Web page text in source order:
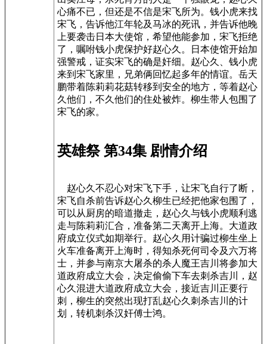
心痛不已，但还是不信是宋飞所为。钱小虎来找
宋飞，告诉他江年轮及马冰的死讯，并告诉他晚
上要袭击日本大使馆，希望他能参加，宋飞拒绝
了，嘱咐钱小虎保护好赵心久。日本使馆开始加
强警戒，证实宋飞的确是奸细。赵心久、钱小虎
来到宋飞家里，兄弟俩回忆起多年的情谊。岳天
鹏带着陈莉莉花菇转移到安全的地方，等着赵心
久他们，不久他们的住处被炸。柳生带人包围了
宋飞的家。
英雄祭 第34集 剧情介绍
赵心久不忍心对宋飞下手，让宋飞自行了断，
宋飞自杀前告诉赵心久柳生已经把他家包围了，
可以从厨房的暗道撤走，赵心久与钱小虎顺利逃
走与陈莉莉汇合，准备第二天离开上海。大道政
府成立仪式如期举行。赵心久用计骗过柳生坐上
火车准备离开上海时，得知杀死何司令及六万将
士，并参与南京大屠杀的杀人魔王吉川将参加大
道政府成立大会，决定偷偷下车去刺杀吉川，赵
心久混进大道政府成立大会，接近吉川正要行
刺，柳生的突然出现打乱赵心久刺杀吉川的计
划，转机刺杀汉奸傅士鸿。